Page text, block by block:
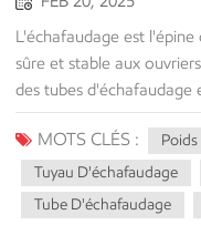
L'échafaudage est
sûre et stable aux
des tubes
logistique et à la
d'échafaudageNous
détaillée des différents
acheteur, ces
MOTS CLÉS :
Tuyau D'échafaudage
Tube D'échafaudage